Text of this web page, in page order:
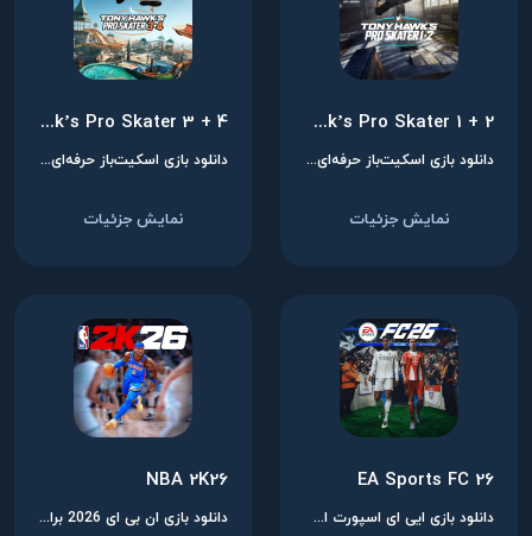
Tony Hawk’s Pro Skater 1 + 2
دانلود بازی اسکیت‌باز حرفه‌ای تونی هاوک ۱ + ۲ برای نینتندو سوییچ
نمایش جزئیات
Tony Hawk’s Pro Skater 3 + 4
دانلود بازی اسکیت‌باز حرفه‌ای تونی هاوک ۳ + ۴ برای نینتندو سوییچ
نمایش جزئیات
EA Sports FC 26
دانلود بازی ایی ای اسپورت اف سی 26 برای نینتندو سوییچ
NBA 2K26
دانلود بازی ان بی ای 2026 برای نینتندو سوییچ